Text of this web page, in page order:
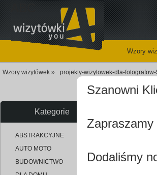
Wzory
Wzory wizytówek » projekty-wizytowek-dla-fotografow-
Kategorie
ABSTRAKCYJNE
AUTO MOTO
BUDOWNICTWO
ABC
Szanowni
Dodaliśmy